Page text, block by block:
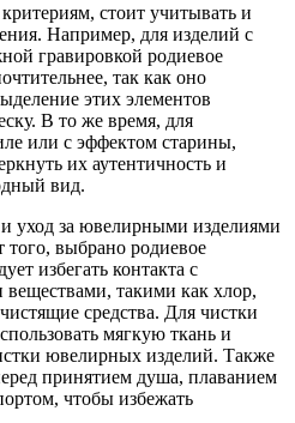
стоит учитывать и
Например, для изделий с
гравировкой родиевое
так как оно
этих элементов
В то же время, для
или с эффектом старины,
их аутентичность и
вид.
уход за ювелирными изделиями
выбрано родиевое
избегать контакта с
такими как хлор,
средства. Для чистки
мягкую ткань и
ювелирных изделий. Также
принятием душа, плаванием
чтобы избежать